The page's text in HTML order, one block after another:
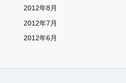
2012年8月
2012年7月
2012年6月